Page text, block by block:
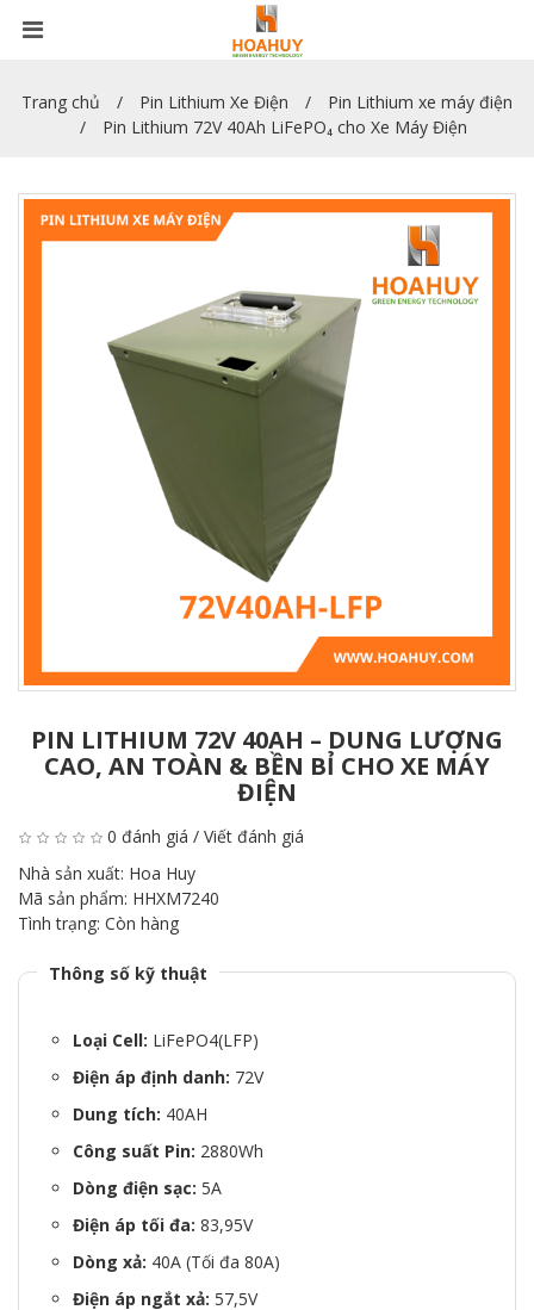
Trang chủ Pin Lithium Xe Điện
Pin Lithium xe máy điện
Pin Lithium 72V 40Ah LiFePO₄ cho Xe Máy Điện
PIN LITHIUM 72V 40AH – DUNG LƯỢNG
CAO, AN TOÀN & BỀN BỈ CHO XE MÁY
ĐIỆN
0 đánh giá / Viết đánh giá
Nhà sản xuất: Hoa Huy
Mã sản phẩm: HHXM7240
Tình trạng: Còn hàng
Thông số kỹ thuật
Loại Cell: LiFePO4(LFP)
Điện áp định danh: 72V
Dung tích: 40AH
Công suất Pin: 2880Wh
Dòng điện sạc: 5A
Điện áp tối đa: 83,95V
Dòng xả: 40A (Tối đa 80A)
Điện áp ngắt xả: 57,5V